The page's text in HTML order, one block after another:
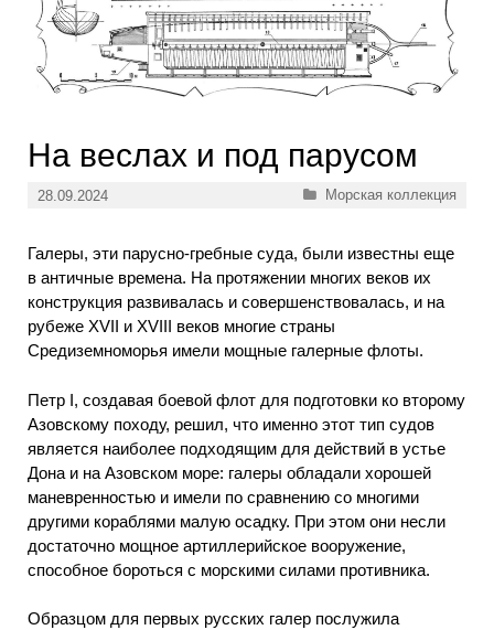
На веслах и под парусом
28.09.2024 Рубрики
Морская коллекция
Галеры, эти парусно-гребные суда, были известны еще
в античные времена. На протяжении многих веков их
конструкция развивалась и совершенствовалась, и на
рубеже XVII и XVIII веков многие страны
Средиземноморья имели мощные галерные флоты.
Петр I, создавая боевой флот для подготовки ко второму
Азовскому походу, решил, что именно этот тип судов
является наиболее подходящим для действий в устье
Дона и на Азовском море: галеры обладали хорошей
маневренностью и имели по сравнению со многими
другими кораблями малую осадку. При этом они несли
достаточно мощное артиллерийское вооружение,
способное бороться с морскими силами противника.
Образцом для первых русских галер послужила